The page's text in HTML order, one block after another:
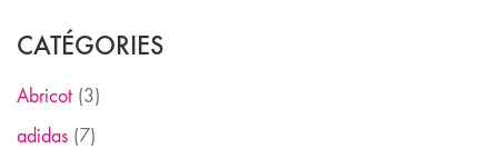
CATÉGORIES
Abricot (3)
adidas (7)